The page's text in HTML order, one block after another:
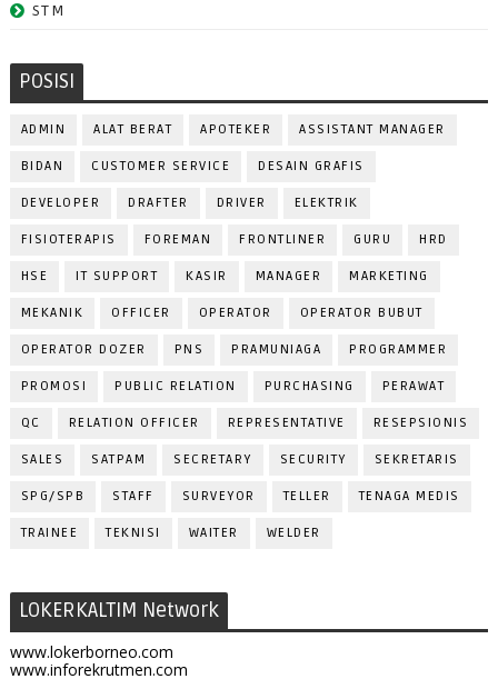
STM
POSISI
ADMIN ALAT BERAT APOTEKER ASSISTANT MANAGER
BIDAN CUSTOMER SERVICE DESAIN GRAFIS
DEVELOPER DRAFTER DRIVER ELEKTRIK
FISIOTERAPIS FOREMAN FRONTLINER GURU HRD
HSE IT SUPPORT KASIR MANAGER MARKETING
MEKANIK OFFICER OPERATOR OPERATOR BUBUT
OPERATOR DOZER PNS PRAMUNIAGA PROGRAMMER
PROMOSI PUBLIC RELATION PURCHASING PERAWAT
QC RELATION OFFICER REPRESENTATIVE RESEPSIONIS
SALES SATPAM SECRETARY SECURITY SEKRETARIS
SPG/SPB STAFF SURVEYOR TELLER TENAGA MEDIS
TRAINEE TEKNISI WAITER WELDER
LOKERKALTIM Network
www.lokerborneo.com
www.inforekrutmen.com